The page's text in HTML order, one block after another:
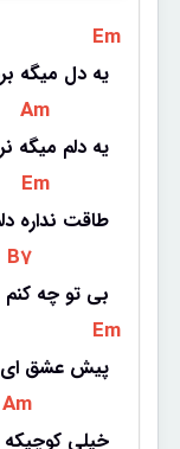
Em
یه دل میگه
Am
یه دلم میگه
Em
طاقت نداره
B7
بی تو چه کنم
Em
پیش عشق ای
Am
خیلی کوچیکه